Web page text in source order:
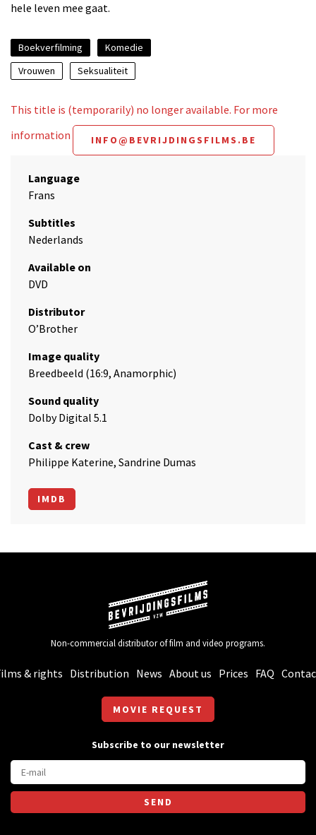
hele leven mee gaat.
Boekverfilming
Komedie
Vrouwen
Seksualiteit
This title is (temporarily) no longer available. For more
information
INFO@BEVRIJDINGSFILMS.BE
Language
Frans
Subtitles
Nederlands
Available on
DVD
Distributor
O’Brother
Image quality
Breedbeeld (16:9, Anamorphic)
Sound quality
Dolby Digital 5.1
Cast & crew
Philippe Katerine, Sandrine Dumas
IMDB
Non-commercial distributor of film and video programs.
& rights Distribution News About us Prices FAQ
MOVIE REQUEST
Subscribe to our newsletter